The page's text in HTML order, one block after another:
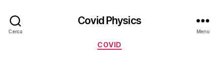
Cerca
Covid Physics
Menu
Categorie
COVID